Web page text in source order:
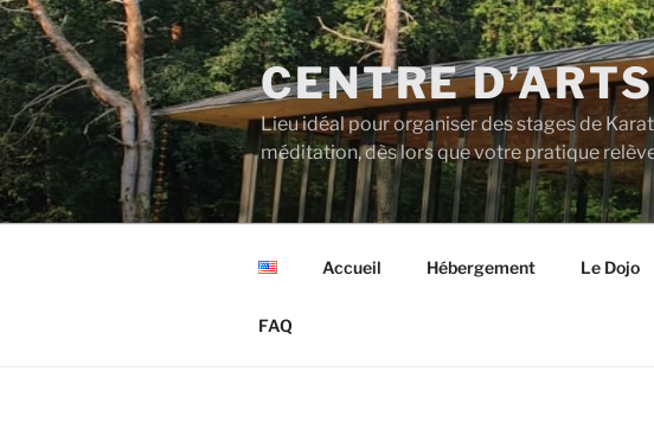
Aller
au
contenu
principal
CENTRE
Lieu idéal pour organiser des stages de
méditation, dès lors que votre pratique
Accueil Hébergement Le Dojo
FAQ